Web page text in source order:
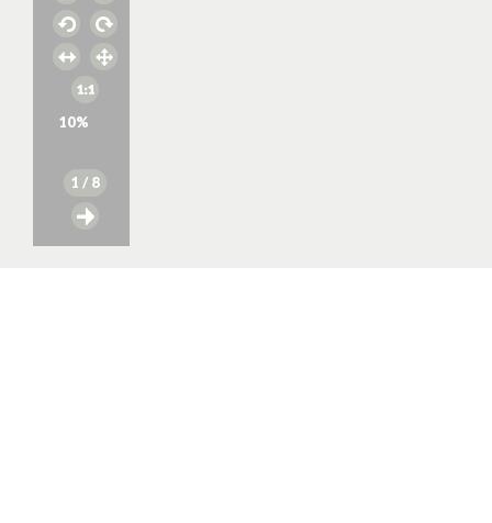
10%
1 / 8